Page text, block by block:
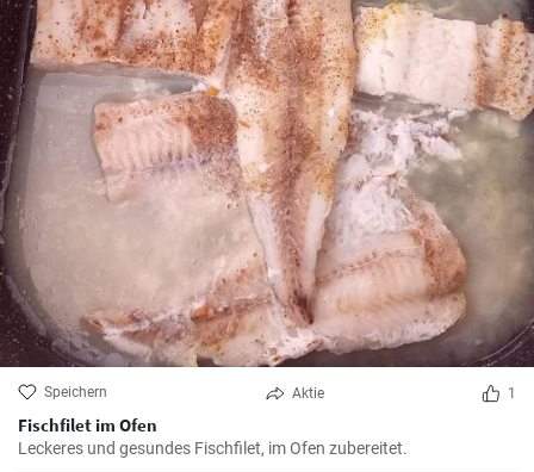
Speichern Aktie 1
Fischfilet im Ofen
Leckeres und gesundes Fischfilet, im Ofen zubereitet.